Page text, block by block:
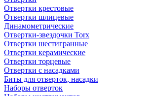
Отвертки крестовые
Отвертки шлицевые
Динамометрические
Отвертки-звездочки Torx
Отвертки шестигранные
Отвертки керамические
Отвертки торцевые
Отвертки с насадками
Биты для отверток, насадки
Наборы отверток